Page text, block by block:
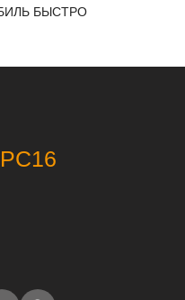
БЫСТРО